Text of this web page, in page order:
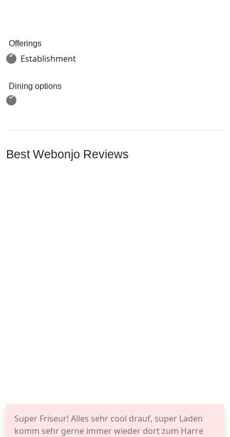
Offerings
Establishment
Dining options
Best Webonjo Reviews
Super Friseur! Alles sehr cool drauf, super Laden
komm sehr gerne immer wieder dort zum Harre